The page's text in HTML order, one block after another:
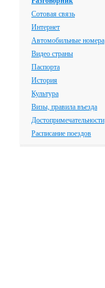
Сотовая связь
Интернет
Автомобильные номера
Видео страны
Паспорта
История
Культура
Визы, правила въезда
Достопримечательности
Расписание поездов